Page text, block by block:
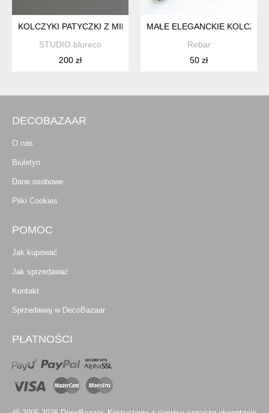
KOLCZYKI PATYCZKI Z MIEDZIANYM AKCENTEM, KOLEKCJA
STUDIO blureco
200 zł
MAŁE ELEGANCKIE
Rebar
50 zł
DECOBAZAAR
O nas
Biuletyn
Dane osobowe
Pliki Cookies
POMOC
Jak kupować
Jak sprzedawać
Kontakt
Sprzedawaj w DecoBazaar
PŁATNOŚCI